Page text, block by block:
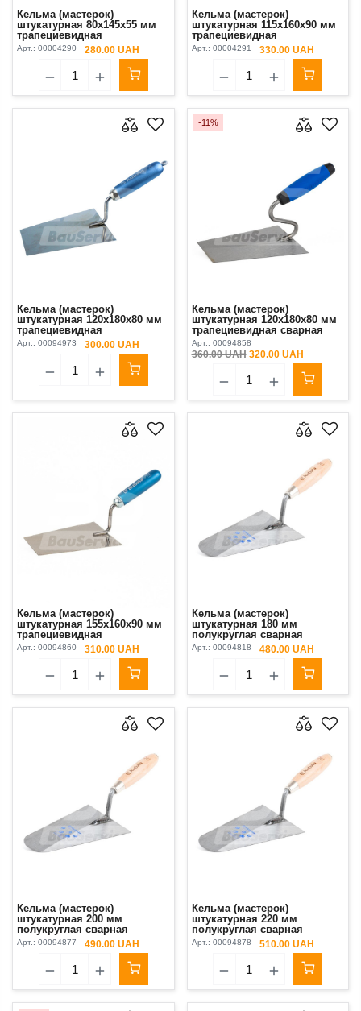
Кельма (мастерок)
штукатурная 80х145х55 мм
трапециевидная
нержавеющая сталь ручка
резиновая Kubala
Арт.: 00004290 280.00 UAH
Кельма (мастерок)
штукатурная 115х160х90 мм
трапециевидная
нержавеющая сталь ручка
резиновая Kubala
Арт.: 00004291 330.00 UAH
Кельма (мастерок)
штукатурная 120х180х80 мм
трапециевидная
нержавещая сталь ручка
буковая синяя Kubala
Арт.: 00094973 300.00 UAH
-11%
Кельма (мастерок)
штукатурная 120х180х80 мм
трапециевидная сварная
стальная ручка G-6 Kubala
Арт.: 00094858
360.00 UAH320.00 UAH
Кельма (мастерок)
штукатурная 155х160х90 мм
трапециевидная
нержавещая сталь ручка
буковая синяя Kubala
Арт.: 00094860 310.00 UAH
Кельма (мастерок)
штукатурная 180 мм
полукруглая сварная
полированная сталь ручка
буковая лакированная
Арт.: 00094818 480.00 UAH
Кельма (мастерок)
штукатурная 200 мм
полукруглая сварная
полированная сталь ручка
буковая лакированная
Арт.: 00094877 490.00 UAH
Кельма (мастерок)
штукатурная 220 мм
полукруглая сварная
полированная сталь ручка
буковая лакированная
Арт.: 00094878 510.00 UAH